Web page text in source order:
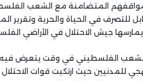
المتضامنة مع الشعب
للتصرف في الحياة والحرية وتقرير
يمارسها جيش الاحتلال في الأراضي
الفلسطيني في وقت يتعرض
حيث ارتكبت قوات